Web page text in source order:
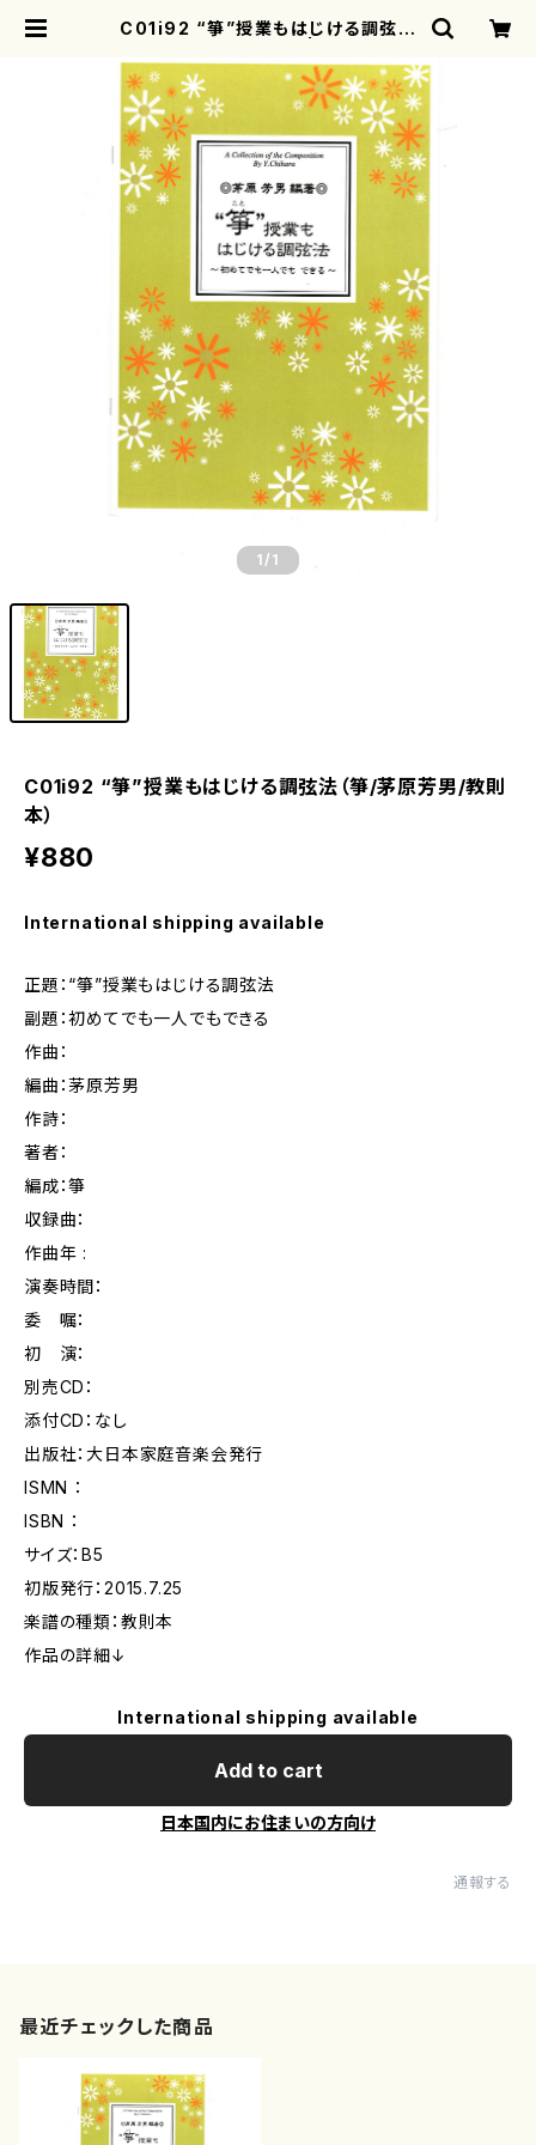
C01i92 “箏”授業もはじける調弦法
rth
1 /1
C01i92 “箏”授業もはじける調弦法（箏/茅原芳男/教則
本）
¥880
International shipping available
正題：“箏”授業もはじける調弦法
副題：初めてでも一人でもできる
作曲：
編曲：茅原芳男
作詩：
著者：
編成：箏
収録曲：
作曲年 :
演奏時間：
委 嘱：
初 演：
別売CD：
添付CD：なし
出版社：大日本家庭音楽会発行
ISMN ：
ISBN ：
サイズ：B5
初版発行：2015.7.25
楽譜の種類：教則本
作品の詳細↓
International shipping available
Add to cart
日本国内にお住まいの方向け
通報する
最近チェックした商品